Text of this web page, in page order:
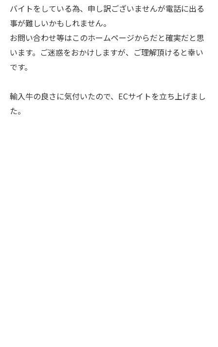
バイトをしている為、申し訳ございませんが電話に出る
事が難しいかもしれません。
お問い合わせ等はこのホームページからだと確実だと思
います。ご迷惑をおかけしますが、ご理解頂けると幸い
です。
輸入牛の良さに気付いたので、ECサイトを立ち上げまし
た。